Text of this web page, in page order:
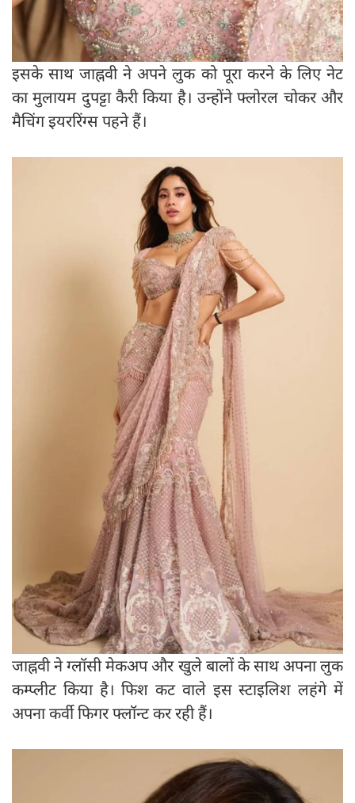
इसके साथ जाह्नवी ने अपने लुक को पूरा करने के लिए नेट
का मुलायम दुपट्टा कैरी किया है। उन्होंने फ्लोरल चोकर और
मैचिंग इयररिंग्स पहने हैं।
जाह्नवी ने ग्लॉसी मेकअप और खुले बालों के साथ अपना लुक
कम्प्लीट किया है। फिश कट वाले इस स्टाइलिश लहंगे में
अपना कर्वी फिगर फ्लॉन्‍ट कर रही हैं।